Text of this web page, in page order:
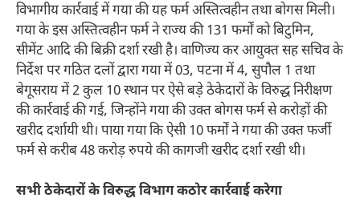
विभागीय कार्रवाई में गया की यह फर्म अस्तित्वहीन तथा बोगस मिली।
गया के इस अस्तित्वहीन फर्म ने राज्य की 131 फर्मों को बिटुमिन,
सीमेंट आदि की बिक्री दर्शा रखी है। वाणिज्य कर आयुक्त सह सचिव के
निर्देश पर गठित दलों द्वारा गया में 03, पटना में 4, सुपौल 1 तथा
बेगूसराय में 2 कुल 10 स्थान पर ऐसे बड़े ठेकेदारों के विरुद्ध निरीक्षण
की कार्रवाई की गई, जिन्होंने गया की उक्त बोगस फर्म से करोड़ों की
खरीद दर्शायी थी। पाया गया कि ऐसी 10 फर्मों ने गया की उक्त फर्जी
फर्म से करीब 48 करोड़ रुपये की कागजी खरीद दर्शा रखी थी।
सभी ठेकेदारों के विरुद्ध विभाग कठोर कार्रवाई करेगा